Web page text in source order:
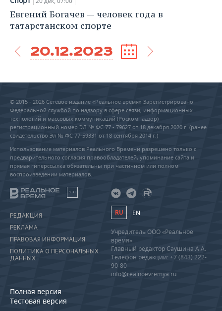
Евгений Богачев — человек года в
татарстанском спорте
20.12.2023
© 2015 - 2026 Сетевое издание «Реальное время» Зарегистрировано
Федеральной службой по надзору в сфере связи, информационных
технологий и массовых коммуникаций (Роскомнадзор) –
регистрационный номер ЭЛ № ФС 77 - 79627 от 18 декабря 2020 г. (ранее
свидетельство Эл № ФС 77-59331 от 18 сентября 2014 г.)
Использование материалов Реального Времени разрешено только с
предварительного согласия правообладателей, упоминание сайта и
прямая гиперссылка обязательны при частичном или полном
воспроизведении материалов.
18+
РЕДАКЦИЯ
РЕКЛАМА
ПРАВОВАЯ ИНФОРМАЦИЯ
ПОЛИТИКА О ПЕРСОНАЛЬНЫХ
ДАННЫХ
Полная версия
Тестовая версия
RU EN
Учредитель ООО «Реальное
время»
Главный редактор Саушина А.А.
Телефон редакции: +7 (843) 222-
90-80
info@realnoevremya.ru